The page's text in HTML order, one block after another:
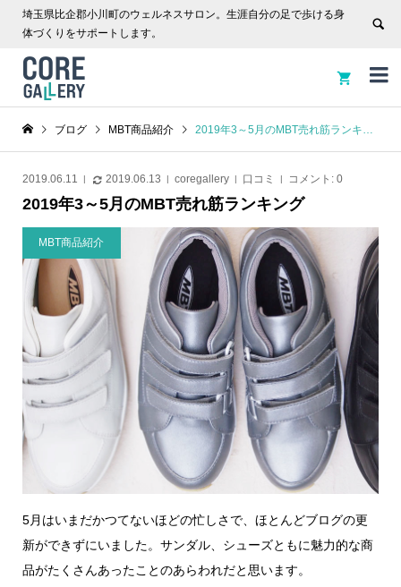
埼玉県比企郡小川町のウェルネスサロン。生涯自分の足で歩ける身
体づくりをサポートします。


ブログ MBT商品紹介 2019年3～5月のMBT売れ筋ランキング
2019.06.11 2019.06.13 coregallery 口コミ コメント: 0
2019年3～5月のMBT売れ筋ランキング
MBT商品紹介
5月はいまだかつてないほどの忙しさで、ほとんどブログの更
新ができずにいました。サンダル、シューズともに魅力的な商
品がたくさんあったことのあらわれだと思います。